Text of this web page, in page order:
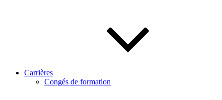
Carrières
Congés de formation